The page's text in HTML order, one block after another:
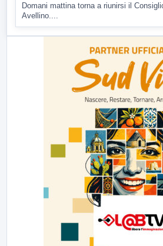
Domani mattina torna a riunirsi il
Avellino....